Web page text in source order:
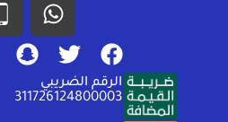
الرقم الضريبي
311726124800003